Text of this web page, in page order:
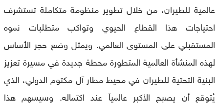
عالمية للطيران، من خلال تطوير منظومة متكاملة تستشرف
احتياجات هذا القطاع الحيوي وتواكب متطلبات نموه
المستقبلي على المستوى العالمي. ويمثل وضع حجر الأساس
لهذه المنشأة العالمية المتطورة محطة جديدة في مسيرة تعزيز
البنية التحتية للطيران في محيط مطار آل مكتوم الدولي، الذي
يُتوقع أن يصبح الأكبر عالمياً عند اكتماله. وسيسهم هذا